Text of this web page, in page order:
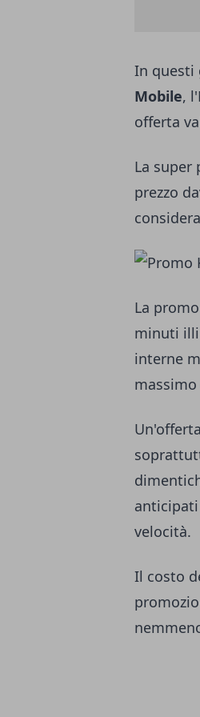
In questi
Mobile,
offerta
La super
prezzo
La promo
minuti
interne
velocità.
Il costo